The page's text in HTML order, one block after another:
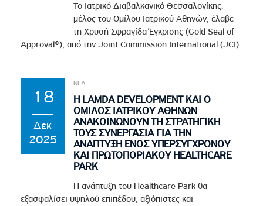
Το Ιατρικό Διαβαλκανικό Θεσσαλονίκης,
μέλος του Ομίλου Ιατρικού Αθηνών, έλαβε
τη Χρυσή Σφραγίδα Έγκρισης (Gold Seal of
Approval®), από την Joint Commission International (JCI)
...
18
Δεκ
2025
ΝΕΑ
Η LAMDA DEVELOPMENT ΚΑΙ Ο
ΟΜΙΛΟΣ ΙΑΤΡΙΚΟΥ ΑΘΗΝΩΝ
ΑΝΑΚΟΙΝΩΝΟΥΝ ΤΗ ΣΤΡΑΤΗΓΙΚΗ
ΤΟΥΣ ΣΥΝΕΡΓΑΣΙΑ ΓΙΑ ΤΗΝ
ΑΝΑΠΤΥΞΗ ΕΝΟΣ ΥΠΕΡΣΥΓΧΡΟΝΟΥ
ΚΑΙ ΠΡΩΤΟΠΟΡΙΑΚΟΥ HEALTHCARE
PARK
Η ανάπτυξη του Healthcare Park θα
εξασφαλίσει υψηλού επιπέδου, αξιόπιστες και